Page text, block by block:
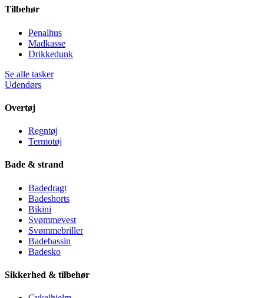
Tilbehør
Penalhus
Madkasse
Drikkedunk
Se alle tasker
Udendørs
Overtøj
Regntøj
Termotøj
Bade & strand
Badedragt
Badeshorts
Bikini
Svømmevest
Svømmebriller
Badebassin
Badesko
Sikkerhed & tilbehør